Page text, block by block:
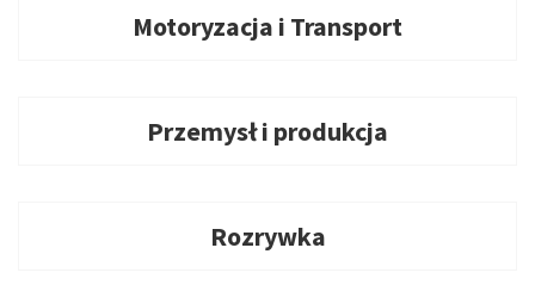
Motoryzacja i Transport
Przemysł i produkcja
Rozrywka